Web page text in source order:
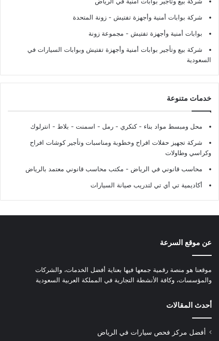
شركة بوابات أمنية وأجهزة تفتيش - زونة المتحدة
بوابات أمنية وأجهزة تفتيش - مجموعة زونة
شركة بيع وتأجير بوابات أمنية وأجهزة تفتيش وبوابات السيارات في
السعودية
خدمات متنوعة
محل ومبسط مواد بناء - كنكري - رمل - اسمنت - بلاط - انترلوك
شركة تجهيز حفلات افراح وخطوبة ومناسبات وتأجير كوشات افراح
وكراسي وطاولات
محاسب قانوني في الرياض - مكتب محاسب قانوني معتمد بالرياض
أكاديمية تي أي تي لتدريب صيانة السيارات
عن موقع السرعة
موقعنا هو منصة رقمية جمعها فيها بعناية أفضل الخدمات، والشركات
والمؤسسات، وكافة الأنشطة التجارية في المملكة العربية السعودية
أحدث المقالات
أفضل مركز فحص سيارات في الرياض